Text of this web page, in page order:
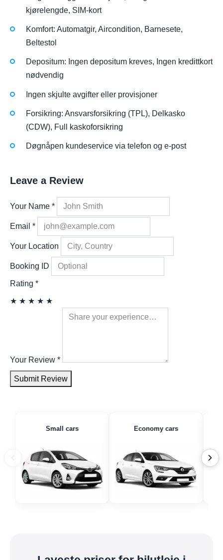
kjørelengde, SIM-kort
Komfort: Automatgir, Aircondition, Barnesete,
Beltestol
Depositum: Ingen depositum kreves, Ingen kredittkort
nødvendig
Ingen skjulte avgifter eller provisjoner
Forsikring: Ansvarsforsikring (TPL), Delkasko
(CDW), Full kaskoforsikring
Døgnåpen kundeservice via telefon og e-post
Leave a Review
Your Name *
Email *
Your Location
Booking ID
Rating *
★ ★ ★ ★ ★
Your Review *
Submit Review
Small cars Economy cars